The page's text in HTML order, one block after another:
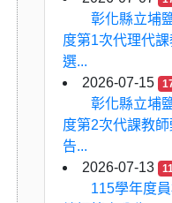
彰化縣立埔
度第1次代理代
選...
2026-07-15
彰化縣立埔
度第2次代課教
告...
2026-07-13
115學年度